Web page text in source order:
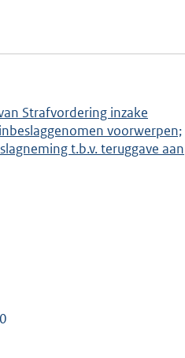
Strafvordering inzake
voorwerpen;
t.b.v. teruggave aan